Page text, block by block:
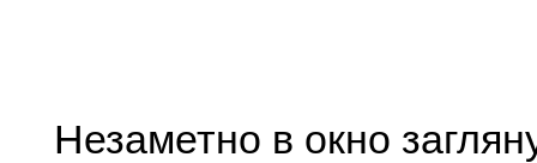
Незаметно в окно